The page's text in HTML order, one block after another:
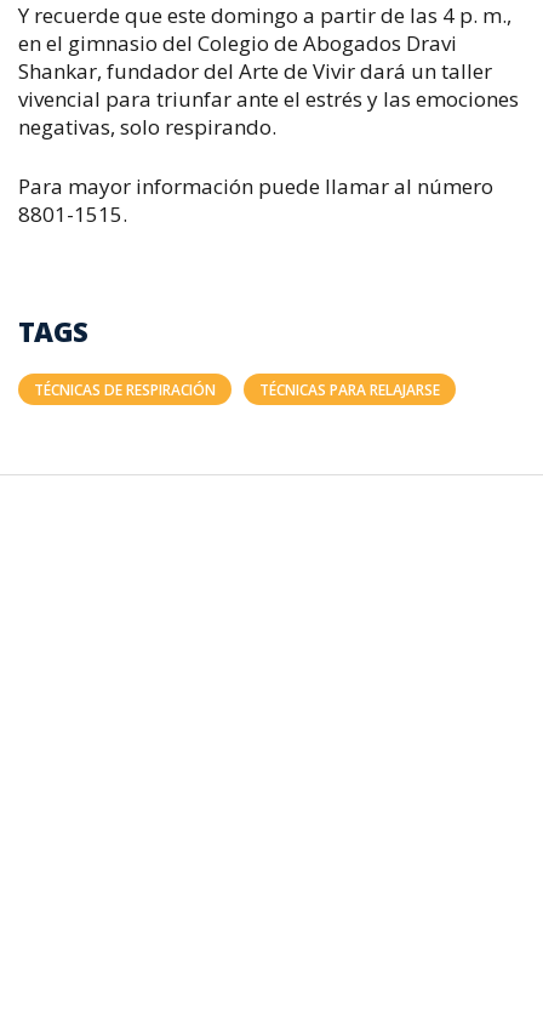
Y recuerde que este domingo a partir de las 4 p. m.,
en el gimnasio del Colegio de Abogados Dravi
Shankar, fundador del Arte de Vivir dará un taller
vivencial para triunfar ante el estrés y las emociones
negativas, solo respirando.
Para mayor información puede llamar al número
8801-1515.
TAGS
TÉCNICAS DE RESPIRACIÓN TÉCNICAS PARA RELAJARSE